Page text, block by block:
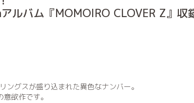
ルバム『MOMOIRO CLOVER Z』収
グスが盛り込まれた異色なナンバー。
欲作です。